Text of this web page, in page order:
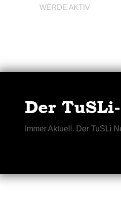
WERDE AKTIV
Der
Immer Aktuell. Der TuSLi